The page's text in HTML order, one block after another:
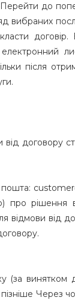
до
вибраних
після
договору
рішення
від
(за винятком
Через